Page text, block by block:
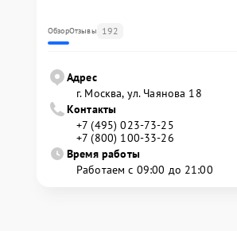
ОбзорОтзывы 192
Адрес
г. Москва, ул. Чаянова 18
Контакты
+7 (495) 023-73-25
+7 (800) 100-33-26
Время работы
Работаем с 09:00 до 21:00